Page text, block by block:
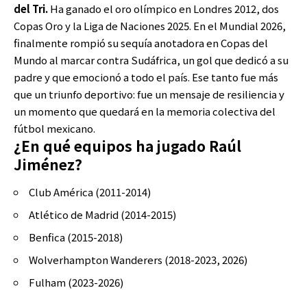
del Tri.Ha ganado el oro olímpico en Londres 2012, dos
Copas Oro y la Liga de Naciones 2025. En el Mundial 2026,
finalmente rompió su sequía anotadora en Copas del
Mundo al marcar contra Sudáfrica, un gol que dedicó a su
padre y que emocionó a todo el país. Ese tanto fue más
que un triunfo deportivo: fue un mensaje de resiliencia y
un momento que quedará en la memoria colectiva del
fútbol mexicano.
¿En qué equipos ha jugado Raúl
Jiménez?
Club América (2011-2014)
Atlético de Madrid (2014-2015)
Benfica (2015-2018)
Wolverhampton Wanderers (2018-2023, 2026)
Fulham (2023-2026)